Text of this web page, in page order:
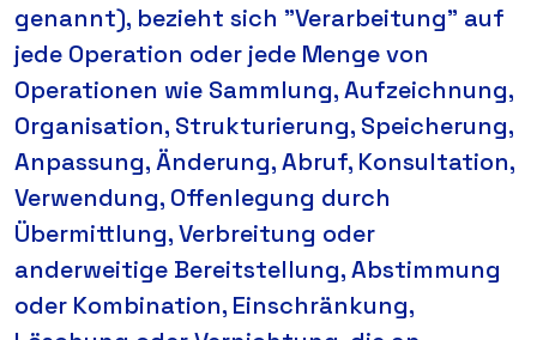
genannt), bezieht sich "Verarbeitung" auf
jede Operation oder jede Menge von
Operationen wie Sammlung, Aufzeichnung,
Organisation, Strukturierung, Speicherung,
Anpassung, Änderung, Abruf, Konsultation,
Verwendung, Offenlegung durch
Übermittlung, Verbreitung oder
anderweitige Bereitstellung, Abstimmung
oder Kombination, Einschränkung,